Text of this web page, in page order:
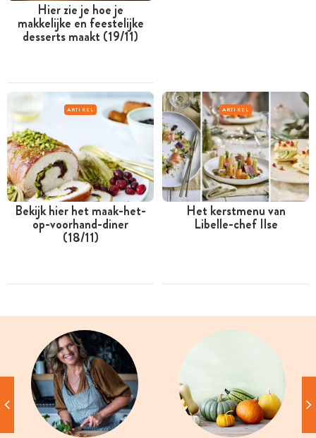
Hier zie je hoe je
makkelijke en feestelijke
desserts maakt (19/11)
ARTIKEL
Bekijk hier het maak-het-
op-voorhand-diner
(18/11)
ARTIKEL
Het kerstmenu van
Libelle-chef Ilse